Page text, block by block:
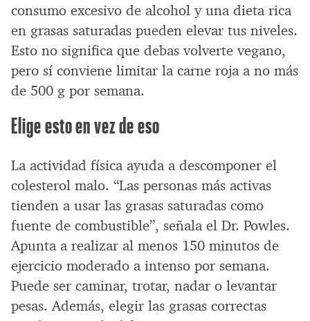
consumo excesivo de alcohol y una dieta rica
en grasas saturadas pueden elevar tus niveles.
Esto no significa que debas volverte vegano,
pero sí conviene limitar la carne roja a no más
de 500 g por semana.
Elige esto en vez de eso
La actividad física ayuda a descomponer el
colesterol malo. “Las personas más activas
tienden a usar las grasas saturadas como
fuente de combustible”, señala el Dr. Powles.
Apunta a realizar al menos 150 minutos de
ejercicio moderado a intenso por semana.
Puede ser caminar, trotar, nadar o levantar
pesas. Además, elegir las grasas correctas